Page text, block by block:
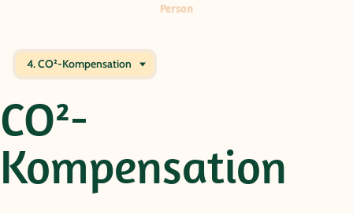
Person
4. CO²-Kompensation
CO²-
Kompensation